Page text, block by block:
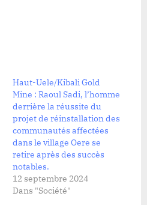
Haut-Uele/Kibali Gold
Mine : Raoul Sadi, l’homme
derrière la réussite du
projet de réinstallation des
communautés affectées
dans le village Oere se
retire après des succès
notables.
12 septembre 2024
Dans "Société"